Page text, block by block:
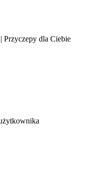
Przyczepy dla Ciebie